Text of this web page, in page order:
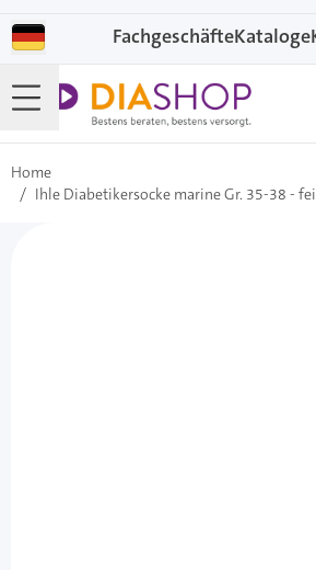
FachgeschäfteKataloge
Home
/ Ihle Diabetikersocke marine Gr. 35-38 -